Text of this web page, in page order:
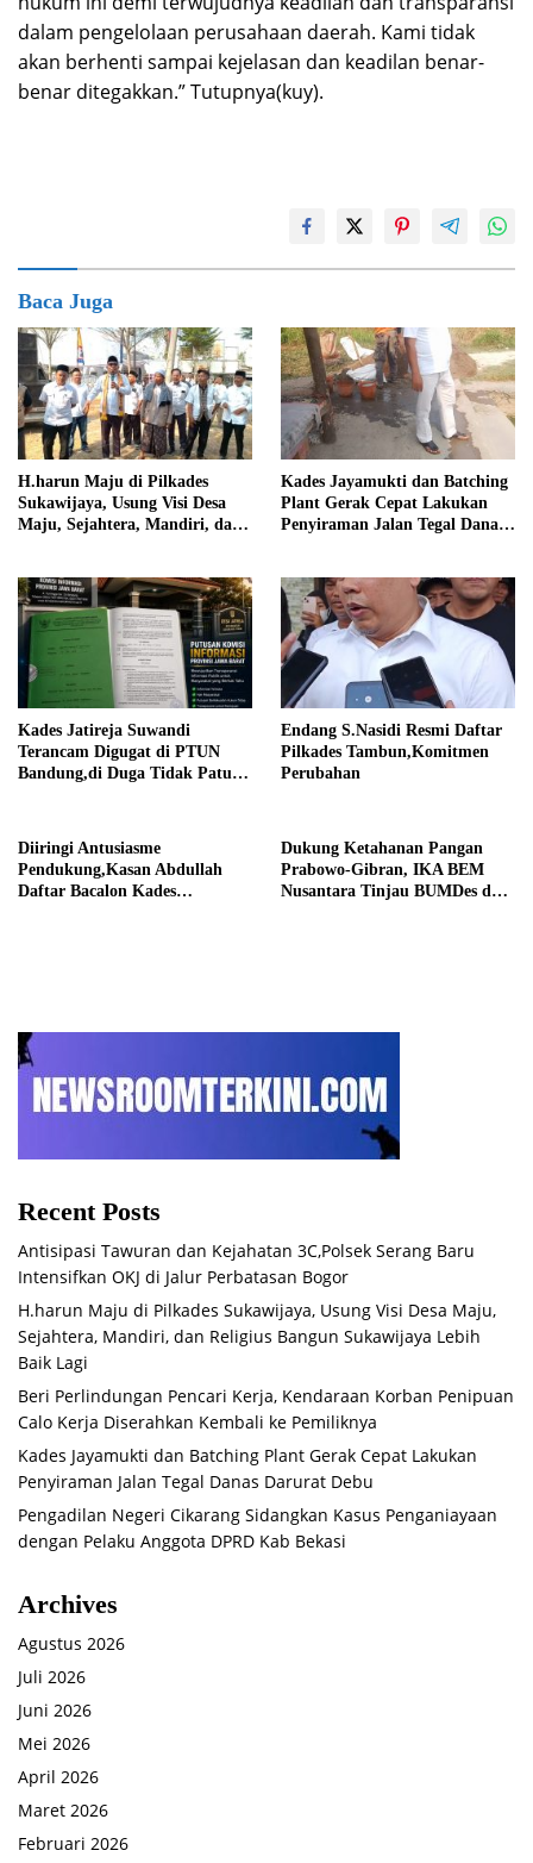
dalam pengelolaan perusahaan daerah. Kami tidak
akan berhenti sampai kejelasan dan keadilan benar-
benar ditegakkan.” Tutupnya(kuy).
Baca Juga
H.harun Maju di Pilkades
Sukawijaya, Usung Visi Desa
Maju, Sejahtera, Mandiri, dan
Kades Jayamukti dan Batching
Plant Gerak Cepat Lakukan
Penyiraman Jalan Tegal Danas
Kades Jatireja Suwandi
Terancam Digugat di PTUN
Bandung,di Duga Tidak Patuhi
Endang S.Nasidi Resmi Daftar
Pilkades Tambun,Komitmen
Perubahan
Diiringi Antusiasme
Pendukung,Kasan Abdullah
Daftar Bacalon Kades
Dukung Ketahanan Pangan
Prabowo-Gibran, IKA BEM
Nusantara Tinjau BUMDes dan
Recent Posts
Antisipasi Tawuran dan Kejahatan 3C,Polsek Serang Baru
Intensifkan OKJ di Jalur Perbatasan Bogor
H.harun Maju di Pilkades Sukawijaya, Usung Visi Desa Maju,
Sejahtera, Mandiri, dan Religius Bangun Sukawijaya Lebih
Baik Lagi
Beri Perlindungan Pencari Kerja, Kendaraan Korban Penipuan
Calo Kerja Diserahkan Kembali ke Pemiliknya
Kades Jayamukti dan Batching Plant Gerak Cepat Lakukan
Penyiraman Jalan Tegal Danas Darurat Debu
Pengadilan Negeri Cikarang Sidangkan Kasus Penganiayaan
dengan Pelaku Anggota DPRD Kab Bekasi
Archives
Agustus 2026
Juli 2026
Juni 2026
Mei 2026
April 2026
Maret 2026
Februari 2026